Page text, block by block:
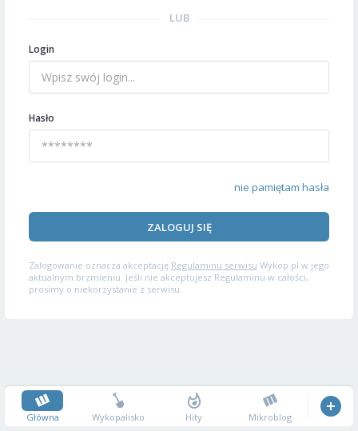
LUB
Login
Hasło
nie pamiętam hasła
ZALOGUJ SIĘ
Zalogowanie oznacza akceptację Regulaminu serwisu Wykop.pl w jego
aktualnym brzmieniu. Jeśli nie akceptujesz Regulaminu w całości,
prosimy o niekorzystanie z serwisu.
Główna Wykopalisko Hity Mikroblog